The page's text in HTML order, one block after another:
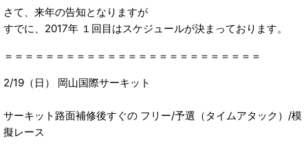
さて、来年の告知となりますが
すでに、2017年 １回目はスケジュールが決まっております。
＝＝＝＝＝＝＝＝＝＝＝＝＝＝＝＝＝＝＝＝＝＝＝＝＝
2/19（日） 岡山国際サーキット
サーキット路面補修後すぐの フリー/予選（タイムアタック）/模
擬レース